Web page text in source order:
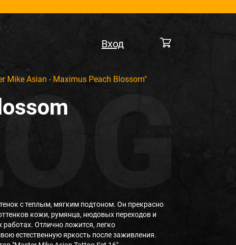
Вход
Mike Asian - Maximus Peach Blossom"
с теплым, мягким подтоном. Он прекрасно
кожи, румянца, нюдовых переходов и
Отлично ложится, легко
естественную яркость после заживления.